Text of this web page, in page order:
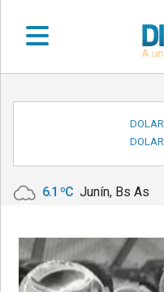
•
LOCALES
•
NOTICIAS
VARIAS
DOLAR
DOLAR
6.1 ºC Junín, Bs As